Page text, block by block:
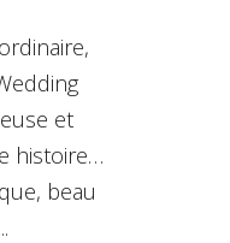
et
histoire…
beau